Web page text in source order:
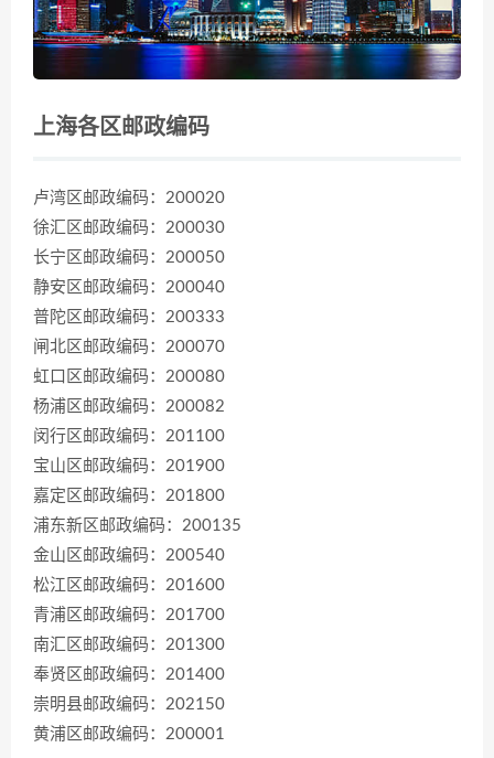
上海各区邮政编码
卢湾区邮政编码：200020
徐汇区邮政编码：200030
长宁区邮政编码：200050
静安区邮政编码：200040
普陀区邮政编码：200333
闸北区邮政编码：200070
虹口区邮政编码：200080
杨浦区邮政编码：200082
闵行区邮政编码：201100
宝山区邮政编码：201900
嘉定区邮政编码：201800
浦东新区邮政编码：200135
金山区邮政编码：200540
松江区邮政编码：201600
青浦区邮政编码：201700
南汇区邮政编码：201300
奉贤区邮政编码：201400
崇明县邮政编码：202150
黄浦区邮政编码：200001